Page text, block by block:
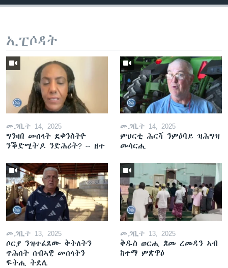
ኢፒሶዳት
መጋቢት 14, 2025
ግንዛበ መሰላት ደቀንስትዮ
ንቕድሚት'ዶ ንድሕሪት? -- ዘተ
መጋቢት 14, 2025
ምህርቲ ሕርሻ ንምዕባይ ዝሕግዝ
መሳርሒ
መጋቢት 13, 2025
ሶርያ ንዝተፈጸሙ ቅትለትን
ጥሕሰት ሰብኣዊ መሰላትን
ፍትሒ ትደሊ
መጋቢት 13, 2025
ቅዱስ ወርሒ ጾመ ረመዳን ኣብ
ከተማ ምጽዋዕ